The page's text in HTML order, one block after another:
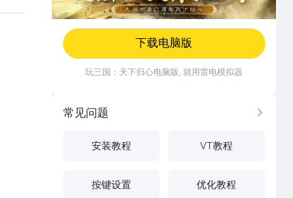
SLG 1.7G
下载电脑版
玩三国：天下归心电脑版, 就用雷电模拟器
常见问题 更多
安装教程 VT教程
按键设置 优化教程